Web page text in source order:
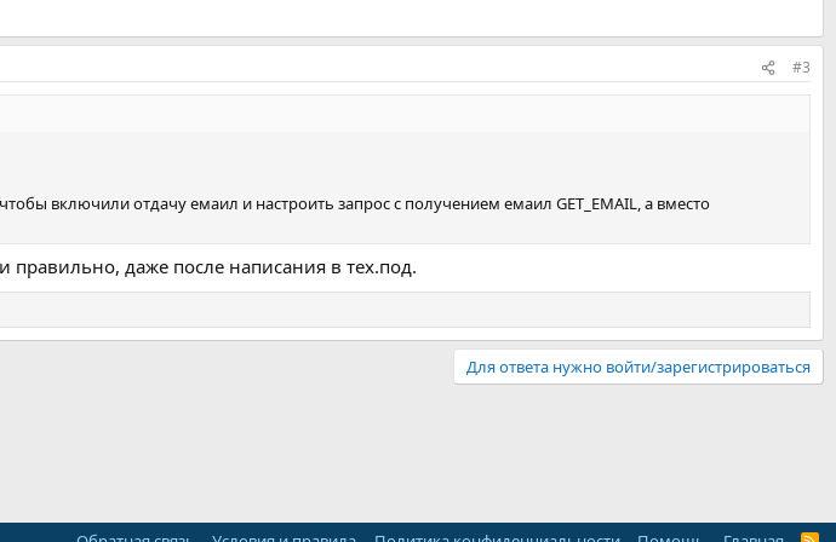
#3
включили отдачу емаил и настроить запрос с получением емаил GET_EMAIL, а вместо
правильно, даже после написания в тех.под.
Для ответа нужно войти/зарегистрироваться